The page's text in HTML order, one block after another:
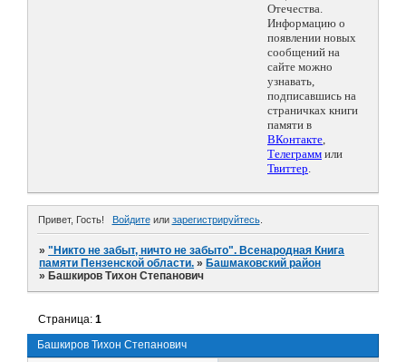
Отечества.
Информацию о
появлении новых
сообщений на
сайте можно
узнавать,
подписавшись на
страничках книги
памяти в
ВКонтакте,
Телеграмм или
Твиттер.
Привет, Гость! Войдитеили зарегистрируйтесь.
»"Никто не забыт, ничто не забыто". Всенародная Книга
памяти Пензенской области. » Башмаковский район
» Башкиров Тихон Степанович
Башкиров Тихон Степанович
Страница:1